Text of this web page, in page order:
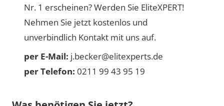
Nr. 1 erscheinen? Werden Sie EliteXPERT!
Nehmen Sie jetzt kostenlos und
unverbindlich Kontakt mit uns auf.
per E-Mail: j.becker@elitexperts.de
per Telefon: 0211 99 43 95 19